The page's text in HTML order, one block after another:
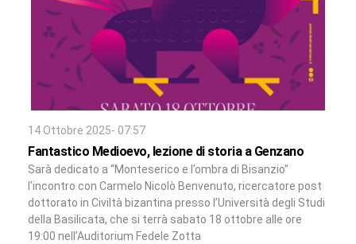
14 Ottobre 2025- 07:57
Fantastico Medioevo, lezione di storia a Genzano
Sarà dedicato a “Monteserico e l’ombra di Bisanzio”
l’incontro con Carmelo Nicolò Benvenuto, ricercatore post
dottorato in Civiltà bizantina presso l’Università degli Studi
della Basilicata, che si terrà sabato 18 ottobre alle ore
19:00 nell’Auditorium Fedele Zotta